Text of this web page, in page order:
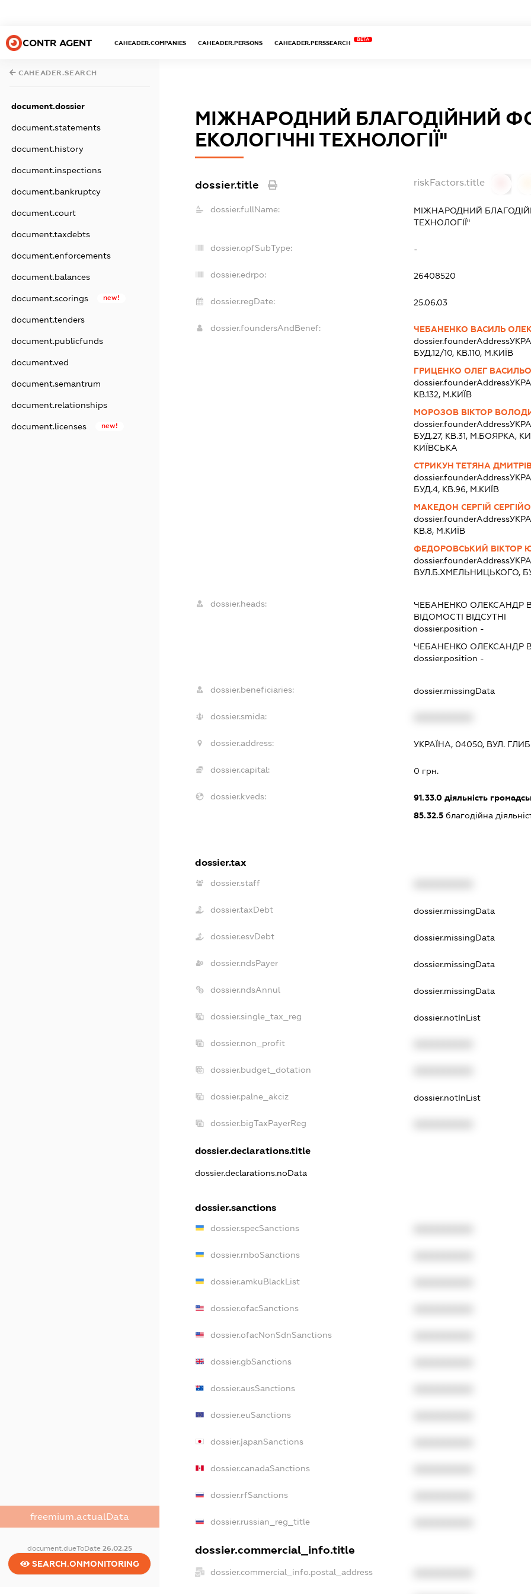
CONTR AGENT CAHEADER.COMPANIES CAHEADER.PERSONS CAHEADER.PERSSEARCH
BETA
CAHEADER.SEARCH
document.dossier
document.statements
document.history
document.inspections
document.bankruptcy
document.court
document.taxdebts
document.enforcements
document.balances
document.scorings new!
document.tenders
document.publicfunds
document.ved
document.semantrum
document.relationships
document.licenses new!
freemium.actualData
document.dueToDate 26.02.25
SEARCH.ONMONITORING
МІЖНАРОДНИЙ БЛАГОДІЙНИЙ
ЕКОЛОГІЧНІ ТЕХНОЛОГІЇ"
dossier.title riskFactors.title
dossier.fullName:
МІЖНАРОДНИЙ
ТЕХНОЛОГІЇ"
dossier.opfSubType: -
dossier.edrpo: 26408520
dossier.regDate: 25.06.03
dossier.foundersAndBenef:
ЧЕБАНЕНКО ВАСИЛЬ
dossier.founderAddress
БУД.12/10, КВ.110, М.КИЇВ
ГРИЦЕНКО ОЛЕГ
dossier.founderAddress
КВ.132, М.КИЇВ
МОРОЗОВ ВІКТОР
dossier.founderAddress
БУД.27, КВ.31, М.БОЯРКА,
КИЇВСЬКА
СТРИКУН ТЕТЯНА
dossier.founderAddress
БУД.4, КВ.96, М.КИЇВ
МАКЕДОН СЕРГІЙ
dossier.founderAddress
КВ.8, М.КИЇВ
ФЕДОРОВСЬКИЙ ВІКТОР
dossier.founderAddress
ВУЛ.Б.ХМЕЛЬНИЦЬКОГО,
dossier.heads: ЧЕБАНЕНКО ОЛЕКСАНДР
ВІДОМОСТІ ВІДСУТНІ
dossier.position -
ЧЕБАНЕНКО ОЛЕКСАНДР
dossier.position -
dossier.beneficiaries: dossier.missingData
dossier.smida:
dossier.address: УКРАЇНА, 04050, ВУЛ.
dossier.capital: 0 грн.
dossier.kveds: 91.33.0 діяльність
85.32.5 благодійна
dossier.tax
dossier.staff
dossier.taxDebt dossier.missingData
dossier.esvDebt dossier.missingData
dossier.ndsPayer dossier.missingData
dossier.ndsAnnul dossier.missingData
dossier.single_tax_reg dossier.notInList
dossier.non_profit
dossier.budget_dotation
dossier.palne_akciz dossier.notInList
dossier.bigTaxPayerReg
dossier.declarations.title
dossier.declarations.noData
dossier.sanctions
dossier.specSanctions
dossier.rnboSanctions
dossier.amkuBlackList
dossier.ofacSanctions
dossier.ofacNonSdnSanctions
dossier.gbSanctions
dossier.ausSanctions
dossier.euSanctions
dossier.japanSanctions
dossier.canadaSanctions
dossier.rfSanctions
dossier.russian_reg_title
dossier.commercial_info.title
dossier.commercial_info.postal_address